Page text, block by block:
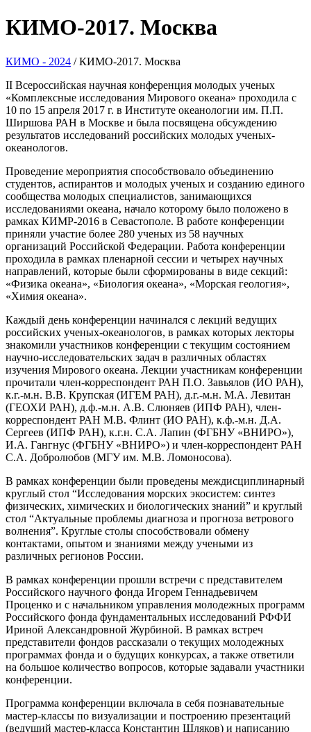
КИМО-2017. Москва
КИМО - 2024 /КИМО-2017. Москва
II Всероссийская научная конференция молодых ученых
«Комплексные исследования Мирового океана» проходила с
10 по 15 апреля 2017 г. в Институте океанологии им. П.П.
Ширшова РАН в Москве и была посвящена обсуждению
результатов исследований российских молодых ученых-
океанологов.
Проведение мероприятия способствовало объединению
студентов, аспирантов и молодых ученых и созданию единого
сообщества молодых специалистов, занимающихся
исследованиями океана, начало которому было положено в
рамках КИМР-2016 в Севастополе. В работе конференции
приняли участие более 280 ученых из 58 научных
организаций Российской Федерации. Работа конференции
проходила в рамках пленарной сессии и четырех научных
направлений, которые были сформированы в виде секций:
«Физика океана», «Биология океана», «Морская геология»,
«Химия океана».
Каждый день конференции начинался с лекций ведущих
российских ученых-океанологов, в рамках которых лекторы
знакомили участников конференции с текущим состоянием
научно-исследовательских задач в различных областях
изучения Мирового океана. Лекции участникам конференции
прочитали член-корреспондент РАН П.О. Завьялов (ИО РАН),
к.г.-м.н. В.В. Крупская (ИГЕМ РАН), д.г.-м.н. М.А. Левитан
(ГЕОХИ РАН), д.ф.-м.н. А.В. Слюняев (ИПФ РАН), член-
корреспондент РАН М.В. Флинт (ИО РАН), к.ф.-м.н. Д.А.
Сергеев (ИПФ РАН), к.г.н. С.А. Лапин (ФГБНУ «ВНИРО»),
И.А. Гангнус (ФГБНУ «ВНИРО») и член-корреспондент РАН
С.А. Добролюбов (МГУ им. М.В. Ломоносова).
В рамках конференции были проведены междисциплинарный
круглый стол “Исследования морских экосистем: синтез
физических, химических и биологических знаний” и круглый
стол “Актуальные проблемы диагноза и прогноза ветрового
волнения”. Круглые столы способствовали обмену
контактами, опытом и знаниями между учеными из
различных регионов России.
В рамках конференции прошли встречи с представителем
Российского научного фонда Игорем Геннадьевичем
Проценко и с начальником управления молодежных программ
Российского фонда фундаментальных исследований РФФИ
Ириной Александровной Журбиной. В рамках встреч
представители фондов рассказали о текущих молодежных
программах фонда и о будущих конкурсах, а также ответили
на большое количество вопросов, которые задавали участники
конференции.
Программа конференции включала в себя познавательные
мастер-классы по визуализации и построению презентаций
(ведущий мастер-класса Константин Шляков) и написанию